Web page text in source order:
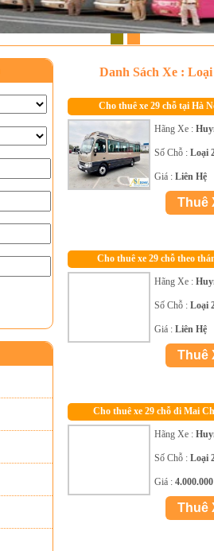
Danh Sách Xe :
Cho thuê xe 29 chỗ tại Hà
Hãng Xe :
Số Chỗ : Loại
Giá : Liên Hệ
Cho thuê xe 29 chỗ theo
Hãng Xe :
Số Chỗ : Loại
Giá : Liên Hệ
Cho thuê xe 29 chỗ đi Mai
Hãng Xe :
Số Chỗ : Loại
Giá :